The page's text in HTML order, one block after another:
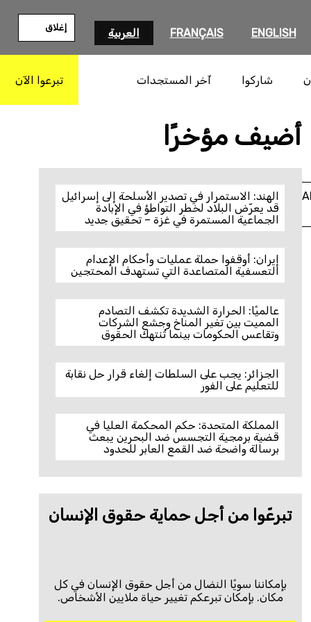
ENGLISH
FRANÇAIS العربية إغلاق
شاركوا آخر المستجدات تبرعوا الآن
أضيف مؤخرًا
الهند: الاستمرار في تصدير الأسلحة إلى إسرائيل
قد يعرّض البلاد لخطر التواطؤ في الإبادة
الجماعية المستمرة في غزة – تحقيق جديد
إيران: أوقفوا حملة عمليات وأحكام الإعدام
التعسفية المتصاعدة التي تستهدف المحتجين
عالميًا: الحرارة الشديدة تكشف التصادم
المميت بين تغير المناخ وجشع الشركات
وتقاعس الحكومات بينما تُنتهك الحقوق
الجزائر: يجب على السلطات إلغاء قرار حل نقابة
للتعليم على الفور
المملكة المتحدة: حكم المحكمة العليا في
قضية برمجية التجسس ضد البحرين يبعث
برسالة واضحة ضد القمع العابر للحدود
تبرعّوا من أجل حماية حقوق الإنسان
بإمكاننا سويًا النضال من أجل حقوق الإنسان في كل
مكان. بإمكان تبرعكم تغيير حياة ملايين الأشخاص.